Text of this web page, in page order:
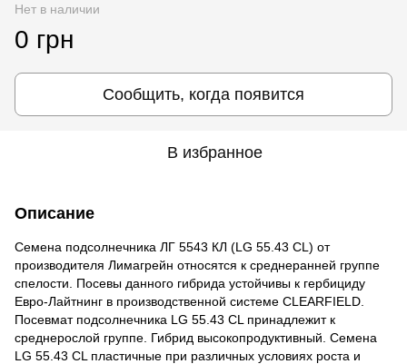
Нет в наличии
0 грн
Сообщить, когда появится
В избранное
Описание
Семена подсолнечника ЛГ 5543 КЛ (LG 55.43 CL) от
производителя Лимагрейн относятся к среднеранней группе
спелости. Посевы данного гибрида устойчивы к гербициду
Евро-Лайтнинг в производственной системе CLEARFIELD.
Посевмат подсолнечника LG 55.43 CL принадлежит к
среднерослой группе. Гибрид высокопродуктивный. Семена
LG 55.43 CL пластичные при различных условиях роста и